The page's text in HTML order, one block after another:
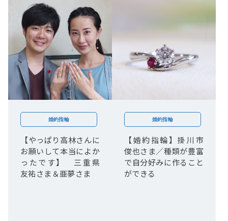
婚約指輪
【やっぱり高林さんに
お願いして本当によか
ったです】 三重県
友祐さま＆亜夢さま
婚約指輪
【婚約指輪】掛川市
俊也さま／種類が豊富
で自分好みに作ること
ができる